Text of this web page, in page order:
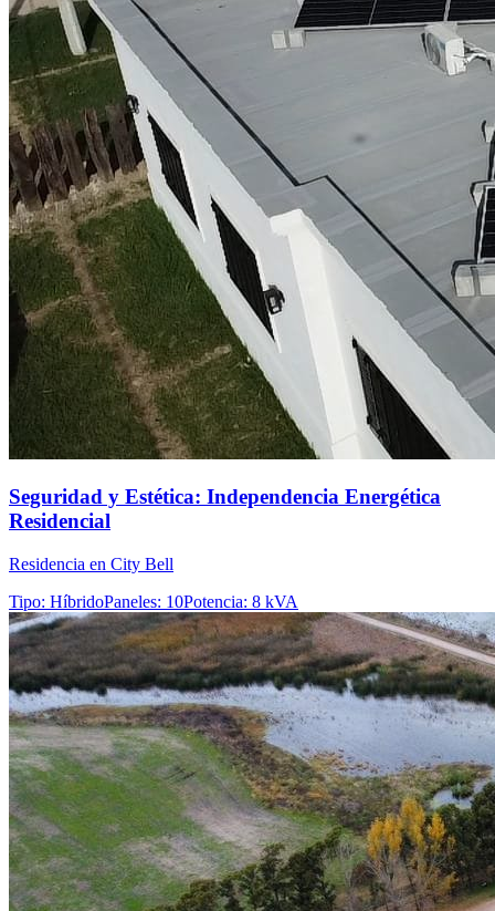
Seguridad y Estética: Independencia Energética
Residencial
Residencia en City Bell
Tipo: HíbridoPaneles: 10Potencia: 8 kVA